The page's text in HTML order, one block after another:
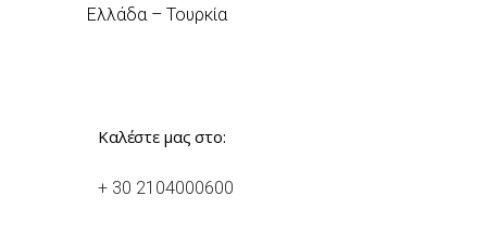
Ελλάδα – Τουρκία
Καλέστε μας στο:
+ 30 2104000600